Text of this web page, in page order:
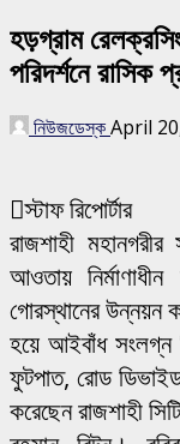
হড়গ্রাম
পরিদর্শনে রাসিক
নিউজডেস্কApril
স্টাফ রিপোর্টার
রাজশাহী
আওতায়
গোরস্থানের উন্নয়ন
হয়ে আইবাঁধ সংলগ্ন
ফুটপাত, রোড
করেছেন রাজশাহী